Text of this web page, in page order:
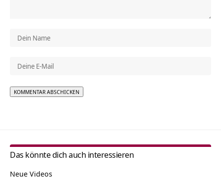
Das könnte dich auch interessieren
Neue Videos